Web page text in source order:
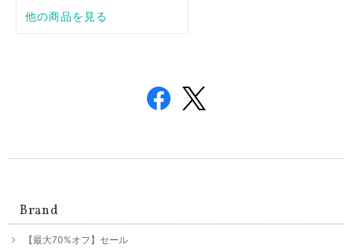
Brand
【最大70%オフ】セール